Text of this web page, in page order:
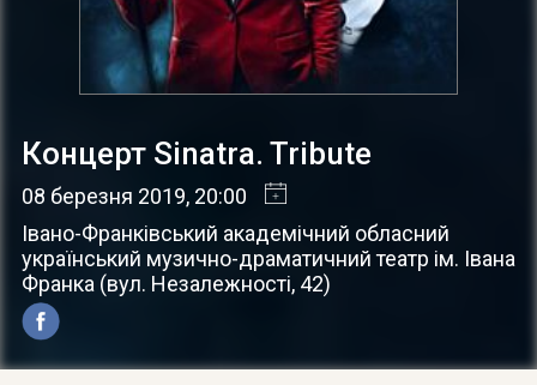
Концерт Sinatra. Tribute
08 березня 2019, 20:00
Івано-Франківський академічний обласний
український музично-драматичний театр ім. Івана
Франка (вул. Незалежності, 42)